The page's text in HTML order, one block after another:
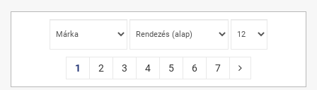
1 2 3 4 5 6 7